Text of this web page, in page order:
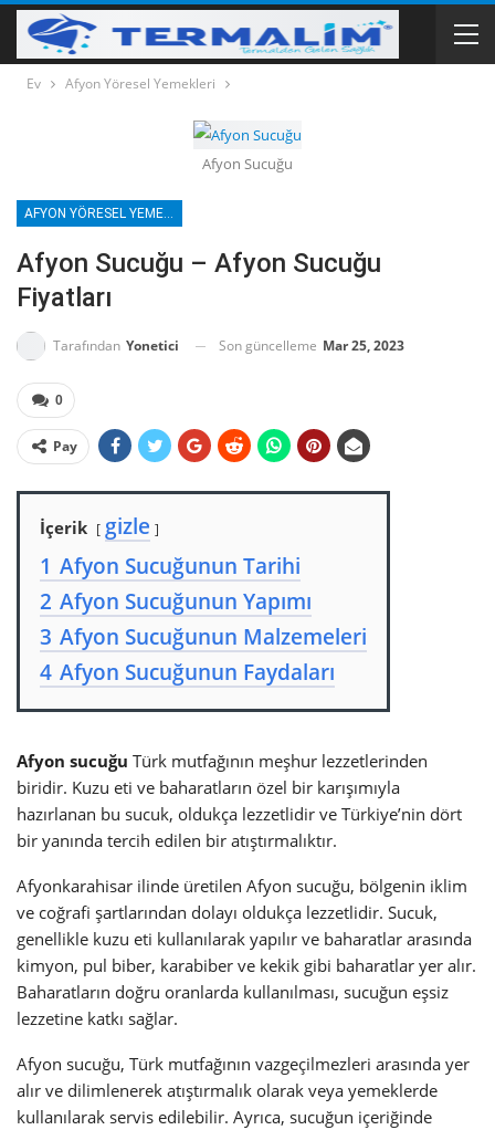
Ev Afyon Yöresel Yemekleri
Afyon Sucuğu
Afyon Sucuğu – Afyon Sucuğu
Fiyatları
Tarafından Yonetici Son güncelleme Mar 25, 2023
0
Pay
İçerik
gizle
1 Afyon Sucuğunun Tarihi
2 Afyon Sucuğunun Yapımı
3 Afyon Sucuğunun Malzemeleri
4 Afyon Sucuğunun Faydaları
Afyon sucuğu Türk mutfağının meşhur lezzetlerinden
biridir. Kuzu eti ve baharatların özel bir karışımıyla
hazırlanan bu sucuk, oldukça lezzetlidir ve Türkiye’nin dört
bir yanında tercih edilen bir atıştırmalıktır.
Afyonkarahisar ilinde üretilen Afyon sucuğu, bölgenin iklim
ve coğrafi şartlarından dolayı oldukça lezzetlidir. Sucuk,
genellikle kuzu eti kullanılarak yapılır ve baharatlar arasında
kimyon, pul biber, karabiber ve kekik gibi baharatlar yer alır.
Baharatların doğru oranlarda kullanılması, sucuğun eşsiz
lezzetine katkı sağlar.
Afyon sucuğu, Türk mutfağının vazgeçilmezleri arasında yer
alır ve dilimlenerek atıştırmalık olarak veya yemeklerde
kullanılarak servis edilebilir. Ayrıca, sucuğun içeriğinde